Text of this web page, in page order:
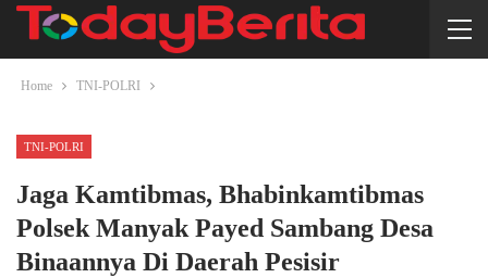
Home TNI-POLRI
TNI-POLRI
Jaga Kamtibmas, Bhabinkamtibmas
Polsek Manyak Payed Sambang Desa
Binaannya Di Daerah Pesisir